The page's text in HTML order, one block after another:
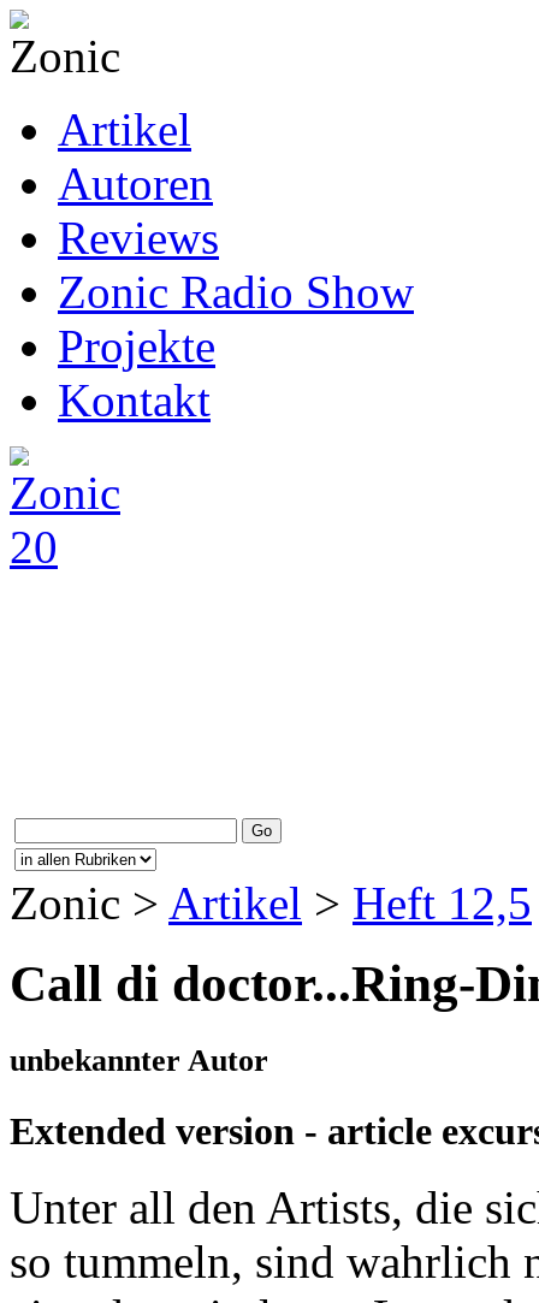
Artikel
Autoren
Reviews
Zonic Radio Show
Projekte
Kontakt
Zonic > Artikel > Heft 12,5
Call di doctor...Ring-
unbekannter Autor
Extended version - article
Unter all den Artists, die
so tummeln, sind wahrlich